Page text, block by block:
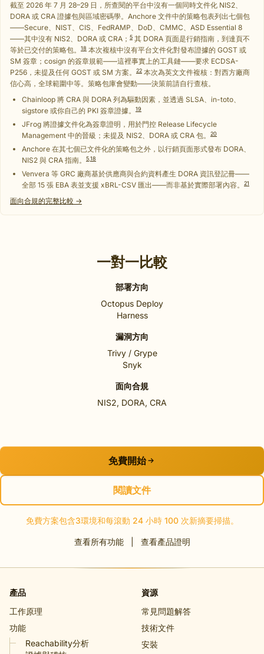
截至 2026 年 7 月 28–29 日，所查閱的平台中沒有一個同時文件化 NIS2、
DORA 或 CRA 證據包與區域密碼學。Anchore 文件中的策略包表列出七個包
——Secure、NIST、CIS、FedRAMP、DoD、CMMC、ASD Essential 8
——其中沒有 NIS2、DORA 或 CRA； 5 其 DORA 頁面是行銷指南，到達頁不
等於已交付的策略包。
18 本次複核中沒有平台文件化對發布證據的 GOST 或
SM 簽章；cosign 的簽章規範——這裡事實上的工具鏈——要求 ECDSA-
P256，未提及任何 GOST 或 SM 方案。
22 本次為英文文件複核：對西方廠商
信心高，全球範圍中等。策略包庫會變動——決策前請自行查核。
Chainloop 將 CRA 與 DORA 列為驅動因素，並透過 SLSA、in-toto、
sigstore 或你自己的 PKI 簽章證據。
19
JFrog 將證據文件化為簽章證明，用於門控 Release Lifecycle
Management 中的晉級；未提及 NIS2、DORA 或 CRA 包。
20
Anchore 在其七個已文件化的策略包之外，以行銷頁面形式發布 DORA、
NIS2 與 CRA 指南。
518
Venvera 等 GRC 廠商基於供應商與合約資料產生 DORA 資訊登記冊——
全部 15 張 EBA 表並支援 xBRL-CSV 匯出——而非基於實際部署內容。
21
面向合規的完整比較 →
一對一比較
部署方向
Octopus Deploy
Harness
漏洞方向
Trivy / Grype
Snyk
面向合規
NIS2, DORA, CRA
免費開始
閱讀文件
免費方案包含3環境和每滾動 24 小時 100 次新摘要掃描。
查看所有功能 查看產品證明
產品
工作原理
功能
Reachability分析
資源
常見問題解答
技術文件
安裝